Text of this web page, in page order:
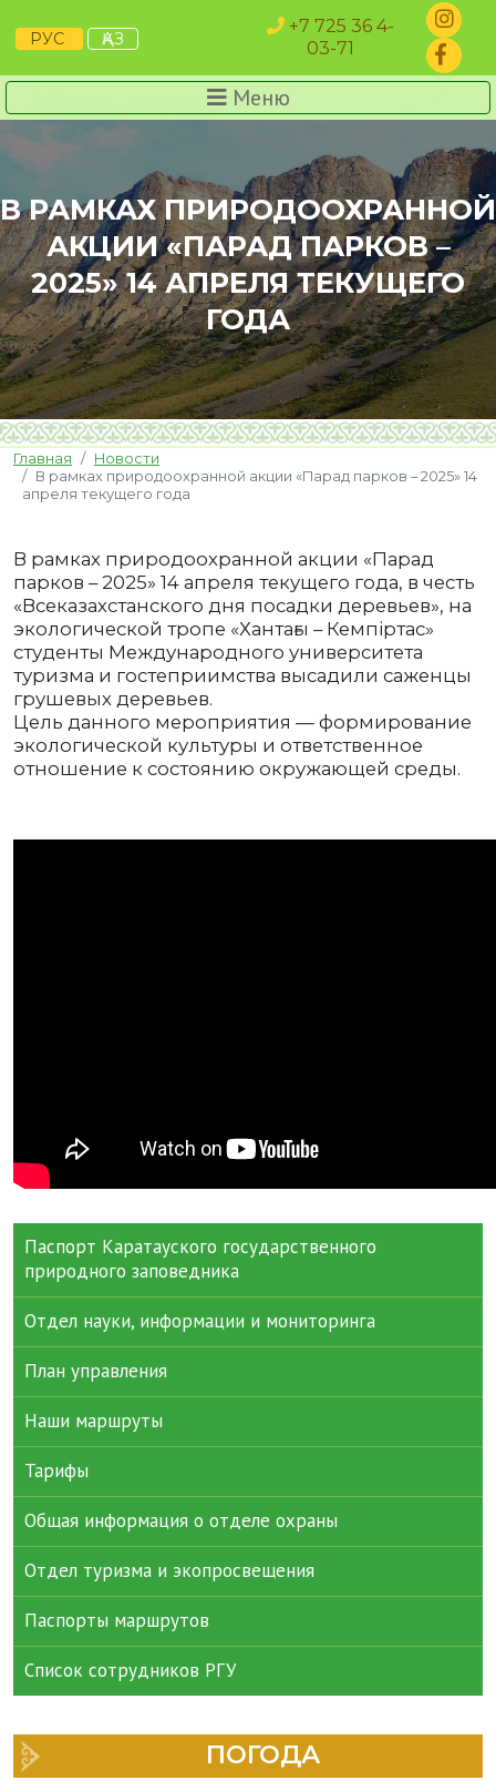
РУС ҚАЗ
+7 725 36 4-
03-71
Меню
В РАМКАХ ПРИРОДООХРАННОЙ
АКЦИИ «ПАРАД ПАРКОВ –
2025» 14 АПРЕЛЯ ТЕКУЩЕГО
ГОДА
Главная
Новости
В рамках природоохранной акции «Парад парков – 2025» 14
апреля текущего года
В рамках природоохранной акции «Парад
парков – 2025» 14 апреля текущего года, в честь
«Всеказахстанского дня посадки деревьев», на
экологической тропе «Хантағы – Кемпіртас»
студенты Международного университета
туризма и гостеприимства высадили саженцы
грушевых деревьев.
Цель данного мероприятия — формирование
экологической культуры и ответственное
отношение к состоянию окружающей среды.
Паспорт Каратауского государственного
природного заповедника
Отдел науки, информации и мониторинга
План управления
Наши маршруты
Тарифы
Общая информация о отделе охраны
Отдел туризма и экопросвещения
Паспорты маршрутов
Список сотрудников РГУ
ПОГОДА